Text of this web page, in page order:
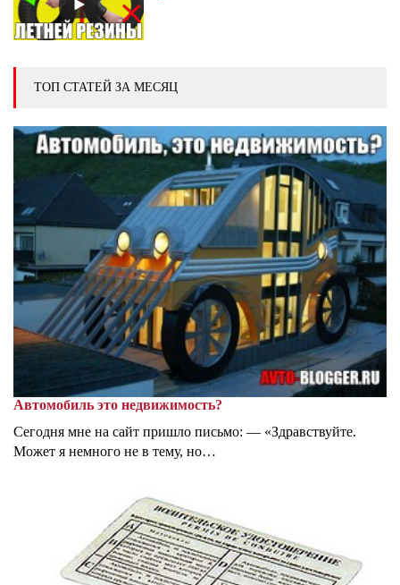
ТОП СТАТЕЙ ЗА МЕСЯЦ
Автомобиль это недвижимость?
Сегодня мне на сайт пришло письмо: — «Здравствуйте.
Может я немного не в тему, но…